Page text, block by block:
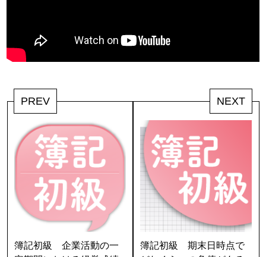
PREV
簿記初級 企業活動の一
NEXT
簿記初級 期末日時点で